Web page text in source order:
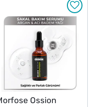
Ossion